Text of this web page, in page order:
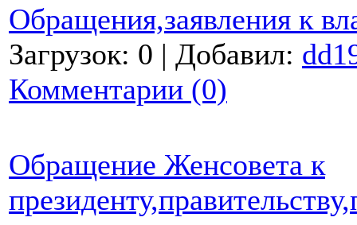
Обращения,заявления к
Загрузок: 0 | Добавил:
Комментарии (0)
Обращение Женсовета к